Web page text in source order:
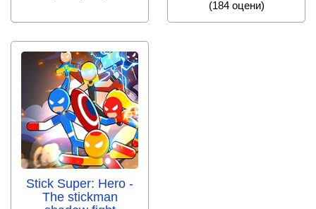
(184оцени)
Stick Super: Hero -
The stickman